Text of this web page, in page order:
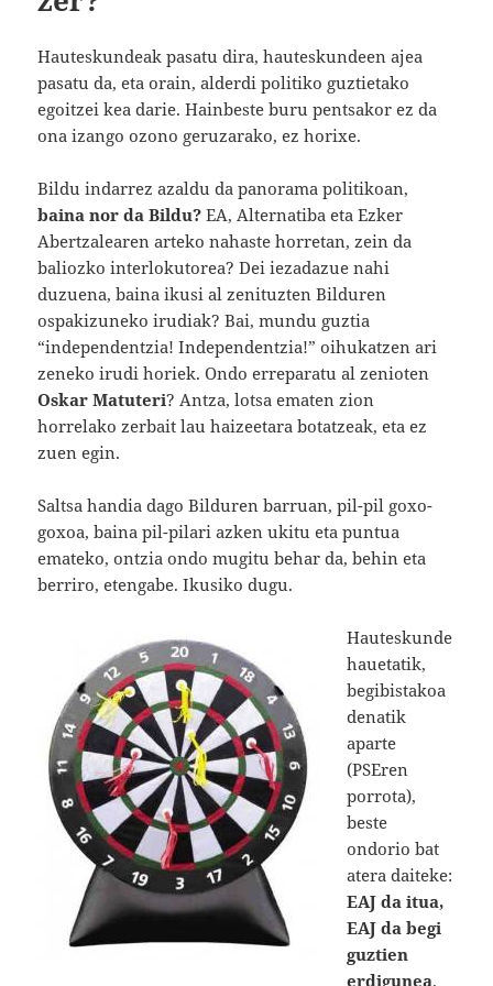
Hauteskundeak pasatu dira, hauteskundeen ajea
pasatu da, eta orain, alderdi politiko guztietako
egoitzei kea darie. Hainbeste buru pentsakor ez da
ona izango ozono geruzarako, ez horixe.
Bildu indarrez azaldu da panorama politikoan,
baina nor da Bildu?EA, Alternatiba eta Ezker
Abertzalearen arteko nahaste horretan, zein da
baliozko interlokutorea? Dei iezadazue nahi
duzuena, baina ikusi al zenituzten Bilduren
ospakizuneko irudiak? Bai, mundu guztia
“independentzia! Independentzia!” oihukatzen ari
zeneko irudi horiek. Ondo erreparatu al zenioten
Oskar Matuteri? Antza, lotsa ematen zion
horrelako zerbait lau haizeetara botatzeak, eta ez
zuen egin.
Saltsa handia dago Bilduren barruan, pil-pil goxo-
goxoa, baina pil-pilari azken ukitu eta puntua
emateko, ontzia ondo mugitu behar da, behin eta
berriro, etengabe. Ikusiko dugu.
Hauteskunde
hauetatik,
begibistakoa
denatik
aparte
(PSEren
porrota),
beste
ondorio bat
atera daiteke:
EAJ da itua,
EAJ da begi
guztien
erdigunea.